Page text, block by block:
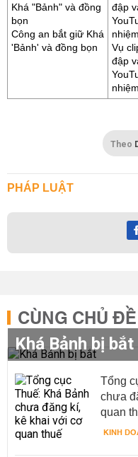
Công an bắt giữ Khá
'Bảnh' và đồng bọn
Vụ
đập
Theo
PHÁP LUẬT
CÙNG CHỦ ĐỀ
Khá Bảnh bị bắt
Tổng
chưa
quan
KINH